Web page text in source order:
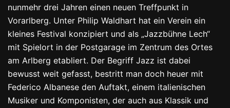
nunmehr drei Jahren einen neuen Treffpunkt in
Vorarlberg. Unter Philip Waldhart hat ein Verein ein
kleines Festival konzipiert und als „Jazzbühne Lech“
mit Spielort in der Postgarage im Zentrum des Ortes
am Arlberg etabliert. Der Begriff Jazz ist dabei
bewusst weit gefasst, bestritt man doch heuer mit
Federico Albanese den Auftakt, einem italienischen
Musiker und Komponisten, der auch aus Klassik und